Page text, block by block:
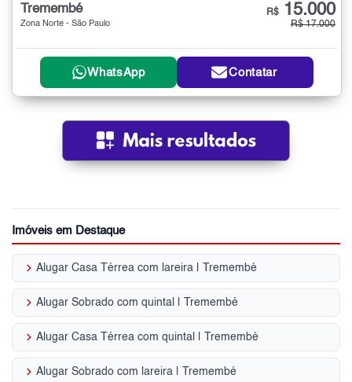
Tremembé
Zona Norte - São Paulo
R$ 15.000
R$ 17.000
WhatsApp Contatar
Imóveis em Destaque
keyboard_arrow_right Alugar Casa Térrea com lareira | Tremembé
keyboard_arrow_right Alugar Sobrado com quintal | Tremembé
keyboard_arrow_right Alugar Casa Térrea com quintal | Tremembé
keyboard_arrow_right Alugar Sobrado com lareira | Tremembé